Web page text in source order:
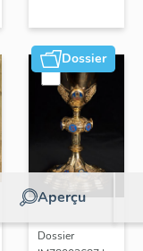
Dossier
Aperçu
Dossier